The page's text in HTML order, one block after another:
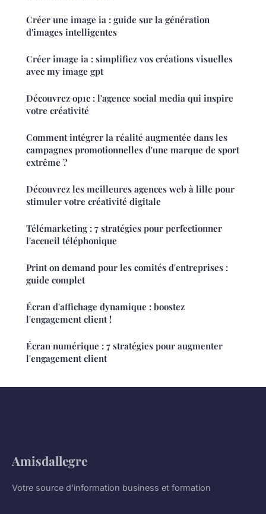
Créer une image ia : guide sur la génération
d'images intelligentes
Créer image ia : simplifiez vos créations visuelles
avec my image gpt
Découvrez op1c : l'agence social media qui inspire
votre créativité
Comment intégrer la réalité augmentée dans les
campagnes promotionnelles d'une marque de sport
extrême ?
Découvrez les meilleures agences web à lille pour
stimuler votre créativité digitale
Télémarketing : 7 stratégies pour perfectionner
l'accueil téléphonique
Print on demand pour les comités d'entreprises :
guide complet
Écran d'affichage dynamique : boostez
l'engagement client !
Écran numérique : 7 stratégies pour augmenter
l'engagement client
Amisdallegre
Votre source d'information business et formation